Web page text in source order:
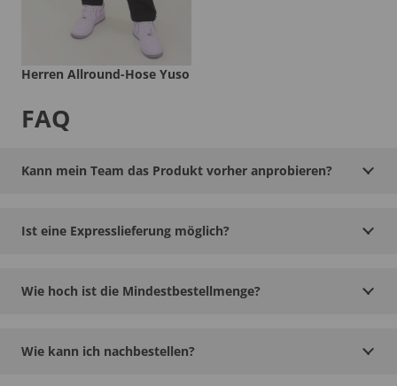
Herren Allround-Hose Yuso
FAQ
Kann mein Team das Produkt vorher anprobieren?
Ist eine Expresslieferung möglich?
Wie hoch ist die Mindestbestellmenge?
Wie kann ich nachbestellen?